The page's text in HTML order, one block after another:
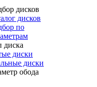
дисков
дисков
по
диска
диски
диски
обода